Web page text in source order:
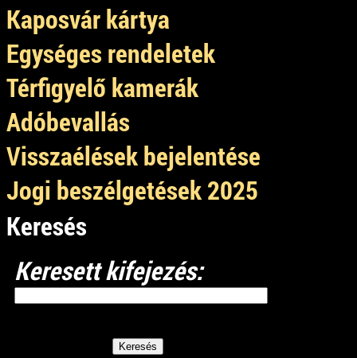
Kaposvár kártya
Egységes rendeletek
Térfigyelő kamerák
Adóbevallás
Visszaélések bejelentése
Jogi beszélgetések 2025
Keresés
Keresett kifejezés: